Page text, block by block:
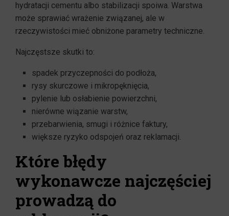
hydratacji cementu albo stabilizacji spoiwa. Warstwa
może sprawiać wrażenie związanej, ale w
rzeczywistości mieć obniżone parametry techniczne.
Najczęstsze skutki to:
spadek przyczepności do podłoża,
rysy skurczowe i mikropęknięcia,
pylenie lub osłabienie powierzchni,
nierówne wiązanie warstw,
przebarwienia, smugi i różnice faktury,
większe ryzyko odspojeń oraz reklamacji.
Które błędy
wykonawcze najczęściej
prowadzą do